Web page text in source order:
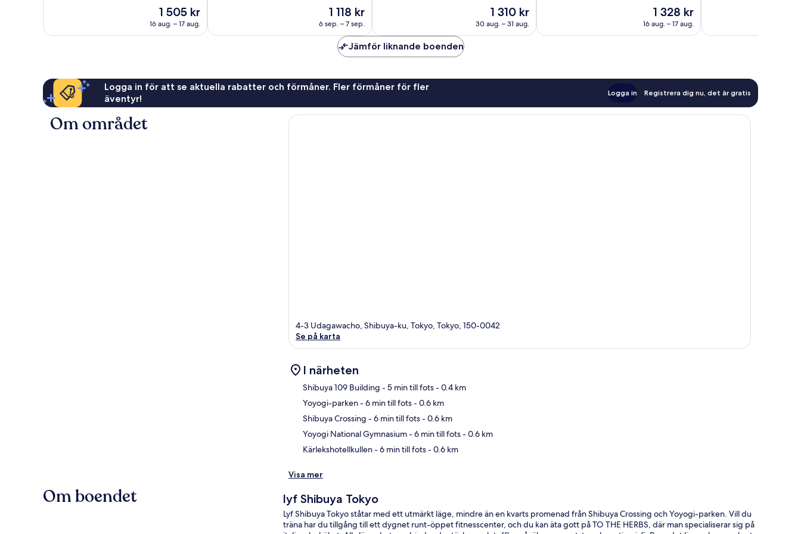
Priset
är
1 505 kr
1 505 kr
16 aug. – 17 aug.
Priset
är
1 118 kr
1 118 kr
6 sep. – 7 sep.
Priset
är
1 310 kr
1 310 kr
30 aug. – 31 aug.
Priset
är
1 328 kr
1 328 kr
16 aug. – 17 aug.
Jämför liknande boenden
Logga in för att se aktuella rabatter och förmåner. Fler förmåner för fler
äventyr!
Logga in Registrera dig nu, det är gratis
Om området
4-3 Udagawacho, Shibuya-ku, Tokyo, Tokyo, 150-0042
Se på karta
I närheten
Shibuya 109 Building - 5 min till fots- 0.4 km
Yoyogi-parken- 6 min till fots- 0.6 km
Shibuya Crossing - 6 min till fots- 0.6 km
Yoyogi National Gymnasium- 6 min till fots- 0.6 km
Kärlekshotellkullen- 6 min till fots- 0.6 km
Visa mer
Om boendet lyf Shibuya Tokyo
Lyf Shibuya Tokyo ståtar med ett utmärkt läge, mindre än en kvarts promenad från Shibuya Crossing och Yoyogi-parken. Vill du
träna har du tillgång till ett dygnet runt-öppet fitnesscenter, och du kan äta gott på TO THE HERBS, där man specialiserar sig på